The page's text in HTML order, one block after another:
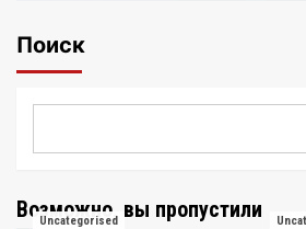
Поиск
Возможно, вы пропустили
Uncategorised